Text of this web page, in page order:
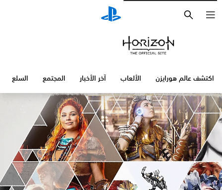
عالم هورايزن الألعاب آخر الأخبار المجتمع السلع